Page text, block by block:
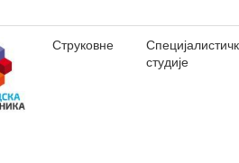
Струковне
студије